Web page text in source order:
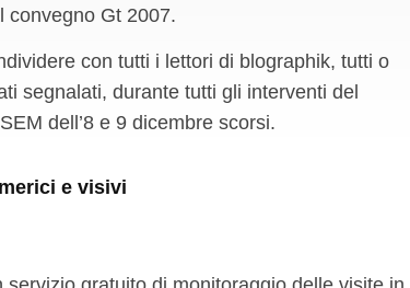
convegno Gt 2007.
con tutti i lettori di blographik, tutti o
segnalati, durante tutti gli interventi del
dell’8 e 9 dicembre scorsi.
e visivi